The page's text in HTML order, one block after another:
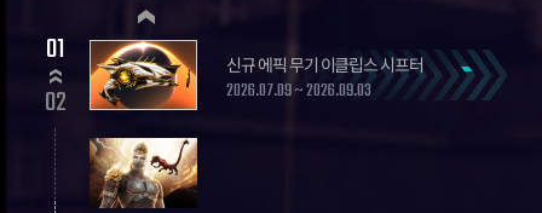
이벤트
신규 에픽 무기 이클립스 시프터
2026.07.09 ~ 2026.09.03
01
02